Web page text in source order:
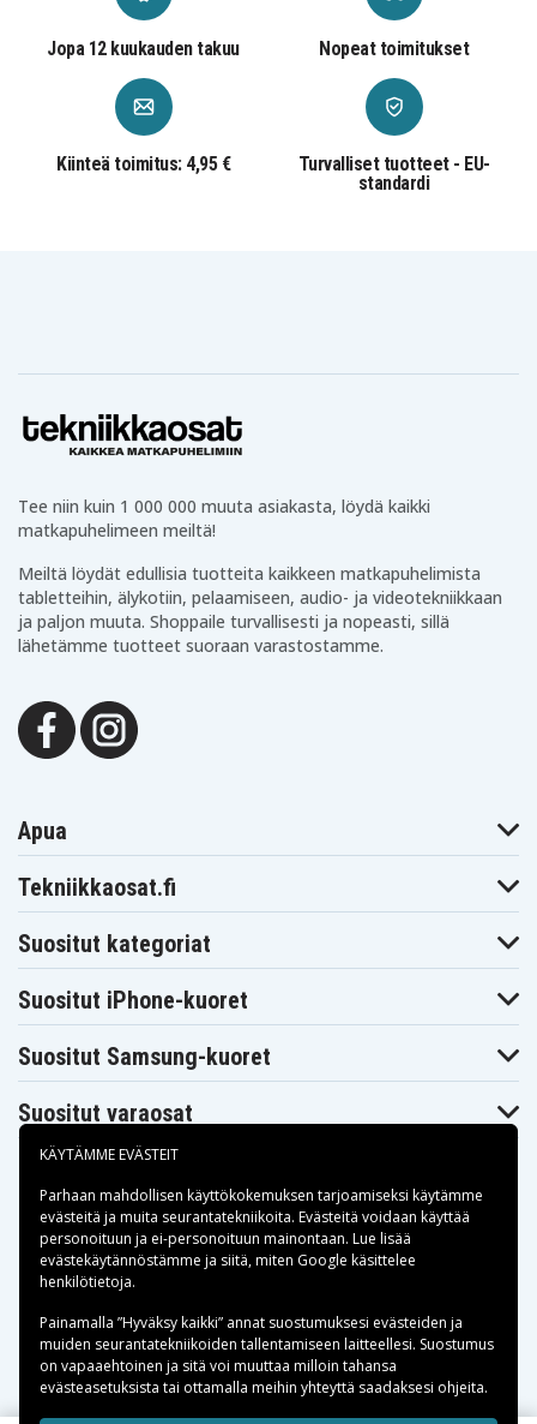
Jopa 12 kuukauden takuu Nopeat toimitukset
Kiinteä toimitus: 4,95 €
Turvalliset tuotteet - EU-
standardi
Tee niin kuin 1 000 000 muuta asiakasta, löydä kaikki
matkapuhelimeen meiltä!
Meiltä löydät edullisia tuotteita kaikkeen matkapuhelimista
tabletteihin, älykotiin, pelaamiseen, audio- ja videotekniikkaan
ja paljon muuta. Shoppaile turvallisesti ja nopeasti, sillä
lähetämme tuotteet suoraan varastostamme.
Apua
Tekniikkaosat.fi
Suositut kategoriat
Suositut iPhone-kuoret
Suositut Samsung-kuoret
Suositut varaosat
Maksuvaihtoehdot
Toimitusvaihtoehdot
KÄYTÄMME EVÄSTEIT
Parhaan mahdollisen käyttökokemuksen tarjoamiseksi käytämme
evästeitä ja muita seurantatekniikoita. Evästeitä voidaan käyttää
personoituun ja ei-personoituun mainontaan. Lue lisää
evästekäytännöstämme ja siitä, miten Google käsittelee
henkilötietoja.
Painamalla ”Hyväksy kaikki” annat suostumuksesi evästeiden ja
muiden seurantatekniikoiden tallentamiseen laitteellesi. Suostumus
on vapaaehtoinen ja sitä voi muuttaa milloin tahansa
evästeasetuksista tai ottamalla meihin yhteyttä saadaksesi ohjeita.